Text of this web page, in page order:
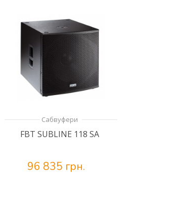
Сабвуфери
FBT SUBLINE 118 SA
96 835 грн.